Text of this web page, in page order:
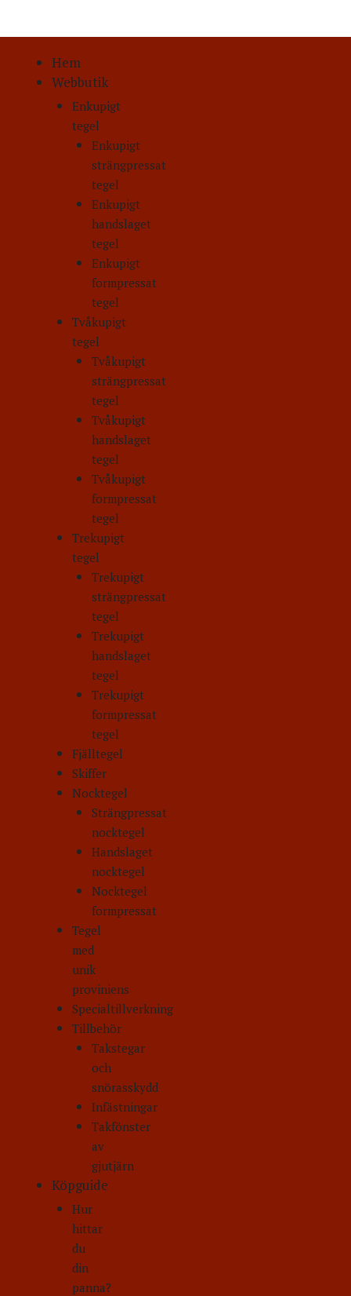
Hem
Webbutik
Enkupigt
tegel
Enkupigt
strängpressat
tegel
Enkupigt
handslaget
tegel
Enkupigt
formpressat
tegel
Tvåkupigt
tegel
Tvåkupigt
strängpressat
tegel
Tvåkupigt
handslaget
tegel
Tvåkupigt
formpressat
tegel
Trekupigt
tegel
Trekupigt
strängpressat
tegel
Trekupigt
handslaget
tegel
Trekupigt
formpressat
tegel
Fjälltegel
Skiffer
Nocktegel
Strängpressat
nocktegel
Handslaget
nocktegel
Nocktegel
formpressat
Tegel
med
unik
proviniens
Specialtillverkning
Tillbehör
Takstegar
och
snörasskydd
Infästningar
Takfönster
av
gjutjärn
Köpguide
Hur
hittar
du
din
panna?